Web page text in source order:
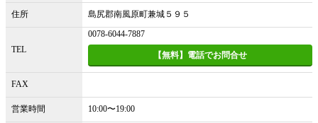
住所 島尻郡南風原町兼城５９５
TEL
0078-6044-7887
【無料】電話でお問合せ
FAX
営業時間 10:00〜19:00